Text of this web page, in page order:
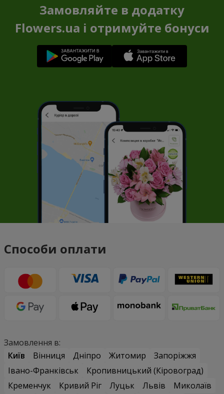
Замовляйте в додатку
Flowers.ua і отримуйте бонуси
Способи оплати
Замовлення в:
Київ
Вінниця Дніпро Житомир
Запоріжжя
Івано-Франківськ
Кропивницький (Кіровоград)
Кременчук
Кривий Ріг Луцьк Львів
Миколаїв